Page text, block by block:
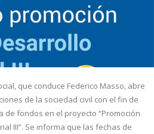
que conduce Federico Masso, abre
de la sociedad civil con el fin de
de fondos en el proyecto “Promoción
III”. Se informa que las fechas de